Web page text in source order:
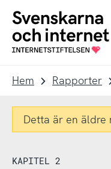
navigation
innehåll
To
startpage
Hem Rapporter
Detta är en äldre
KAPITEL 2